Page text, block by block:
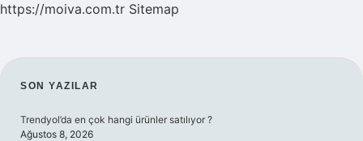
https://moiva.com.tr Sitemap
SIDEBAR
SON YAZILAR
Trendyol’da en çok hangi ürünler satılıyor ?
Ağustos 8, 2026